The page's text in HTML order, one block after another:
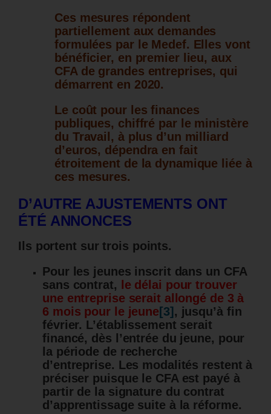
Ces mesures répondent
partiellement aux demandes
formulées par le Medef. Elles vont
bénéficier, en premier lieu, aux
CFA de grandes entreprises, qui
démarrent en 2020.
Le coût pour les finances
publiques, chiffré par le ministère
du Travail, à plus d’un milliard
d’euros, dépendra en fait
étroitement de la dynamique liée à
ces mesures.
D’AUTRE AJUSTEMENTS ONT
ÉTÉ ANNONCES
Ils portent sur trois points.
Pour les jeunes inscrit dans un CFA
sans contrat,
le délai pour trouver
une entreprise serait allongé de 3 à
6 mois pour le jeune [3] , jusqu’à fin
février. L’établissement serait
financé, dès l’entrée du jeune, pour
la période de recherche
d’entreprise. Les modalités restent à
préciser puisque le CFA est payé à
partir de la signature du contrat
d’apprentissage suite à la réforme.